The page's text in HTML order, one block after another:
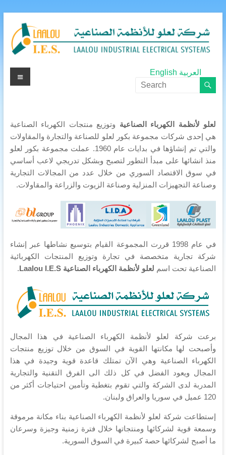
content
Laalou
Laalou
Industrial
Electrical
Systems.
Electric.
Aleppo
Syria,
English العربية Menu
لعلو لأنظمة الكهرباء الصناعية وتوزيع منتجات الكهرباء الصناعية
هي إحدى شركات مجموعة بكور لعلو للصناعة والتجارة والمقاولات
والتي تم إنشاؤها في بدايات عام 1960. عملت مجموعة بكور لعلو
منذ انشائها على مبدأ التطور لتصبح وبشكل تدريجي لاعب أساسي
في سوق الاقتصاد السوري من خلال عدد من المجالات التجارية
وصناعة التجهيزات المنزلية وصناعة الزيوت والزراعة والمقاولات.
في عام 1998 قررت المجموعة القيام بتوسيع نشاطها عبر إنشاء
شركة تجارية متخصصة في تجارة وتوزيع المنتجات الكهربائية
الصناعية تحت اسم لعلو لأنظمة الكهرباء الصناعية Laalou I.E.S .
برعت شركة لعلو لأنظمة الكهرباء الصناعية في هذا المجال
وأصبحت لها مكانتها القوية في السوق من خلال توزيع منتجات
الكهرباء الصناعية وهي الآن تمتلك قاعدة قوية وجيدة في هذا
المجال ويعود الفضل في كل ذلك الى الفرق التقنية والتجارية
المدربة لدى الشركة والتي تقوم بتغطية وتأمين احتياجات أكثر من
120 عميل في سوريا والعراق ولبنان.
إستطاعت شركة لعلو لأنظمة الكهرباء الصناعية بناء مكانة مرموقة
وسمعة قوية لشركائها ومنتجاتها خلال فترة زمنية وجيزة وسرعان
ما أصبح لشركائها حصة كبيرة في السوق السورية.